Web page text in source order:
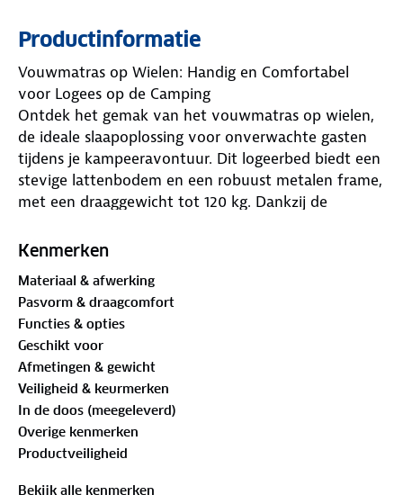
Productinformatie
Vouwmatras op Wielen: Handig en Comfortabel
voor Logees op de Camping
Ontdek het gemak van het vouwmatras op wielen,
de ideale slaapoplossing voor onverwachte gasten
tijdens je kampeeravontuur. Dit logeerbed biedt een
stevige lattenbodem en een robuust metalen frame,
met een draaggewicht tot 120 kg. Dankzij de
waardoor je altijd voorbereid bent op logees of
kleine accommodatie verblijft.
Door het compacte formaat is dit vouwmatras ook
ideaal om mee te nemen op vakantie of tijdens
kampeertrips!
Comfortabel Slapen in de Buitenlucht
Je gasten verdienen een goede nachtrust, zelfs in de
natuur. Het vouwmatras is uitgerust met een
Kenmerken
Materiaal & afwerking
Pasvorm & draagcomfort
Functies & opties
Geschikt voor
Afmetingen & gewicht
Veiligheid & keurmerken
In de doos (meegeleverd)
Overige kenmerken
Productveiligheid
Bekijk alle kenmerken